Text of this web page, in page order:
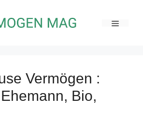
Vermögen :
Bio,